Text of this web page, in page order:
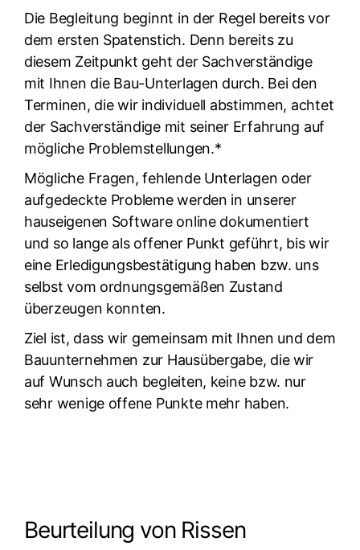
Die Begleitung beginnt in der Regel bereits vor
dem ersten Spatenstich. Denn bereits zu
diesem Zeitpunkt geht der Sachverständige
mit Ihnen die Bau-Unterlagen durch. Bei den
Terminen, die wir individuell abstimmen, achtet
der Sachverständige mit seiner Erfahrung auf
mögliche Problemstellungen.*
Mögliche Fragen, fehlende Unterlagen oder
aufgedeckte Probleme werden in unserer
hauseigenen Software online dokumentiert
und so lange als offener Punkt geführt, bis wir
eine Erledigungsbestätigung haben bzw. uns
selbst vom ordnungsgemäßen Zustand
überzeugen konnten.
Ziel ist, dass wir gemeinsam mit Ihnen und dem
Bauunternehmen zur Hausübergabe, die wir
auf Wunsch auch begleiten, keine bzw. nur
sehr wenige offene Punkte mehr haben.
Beurteilung von Rissen